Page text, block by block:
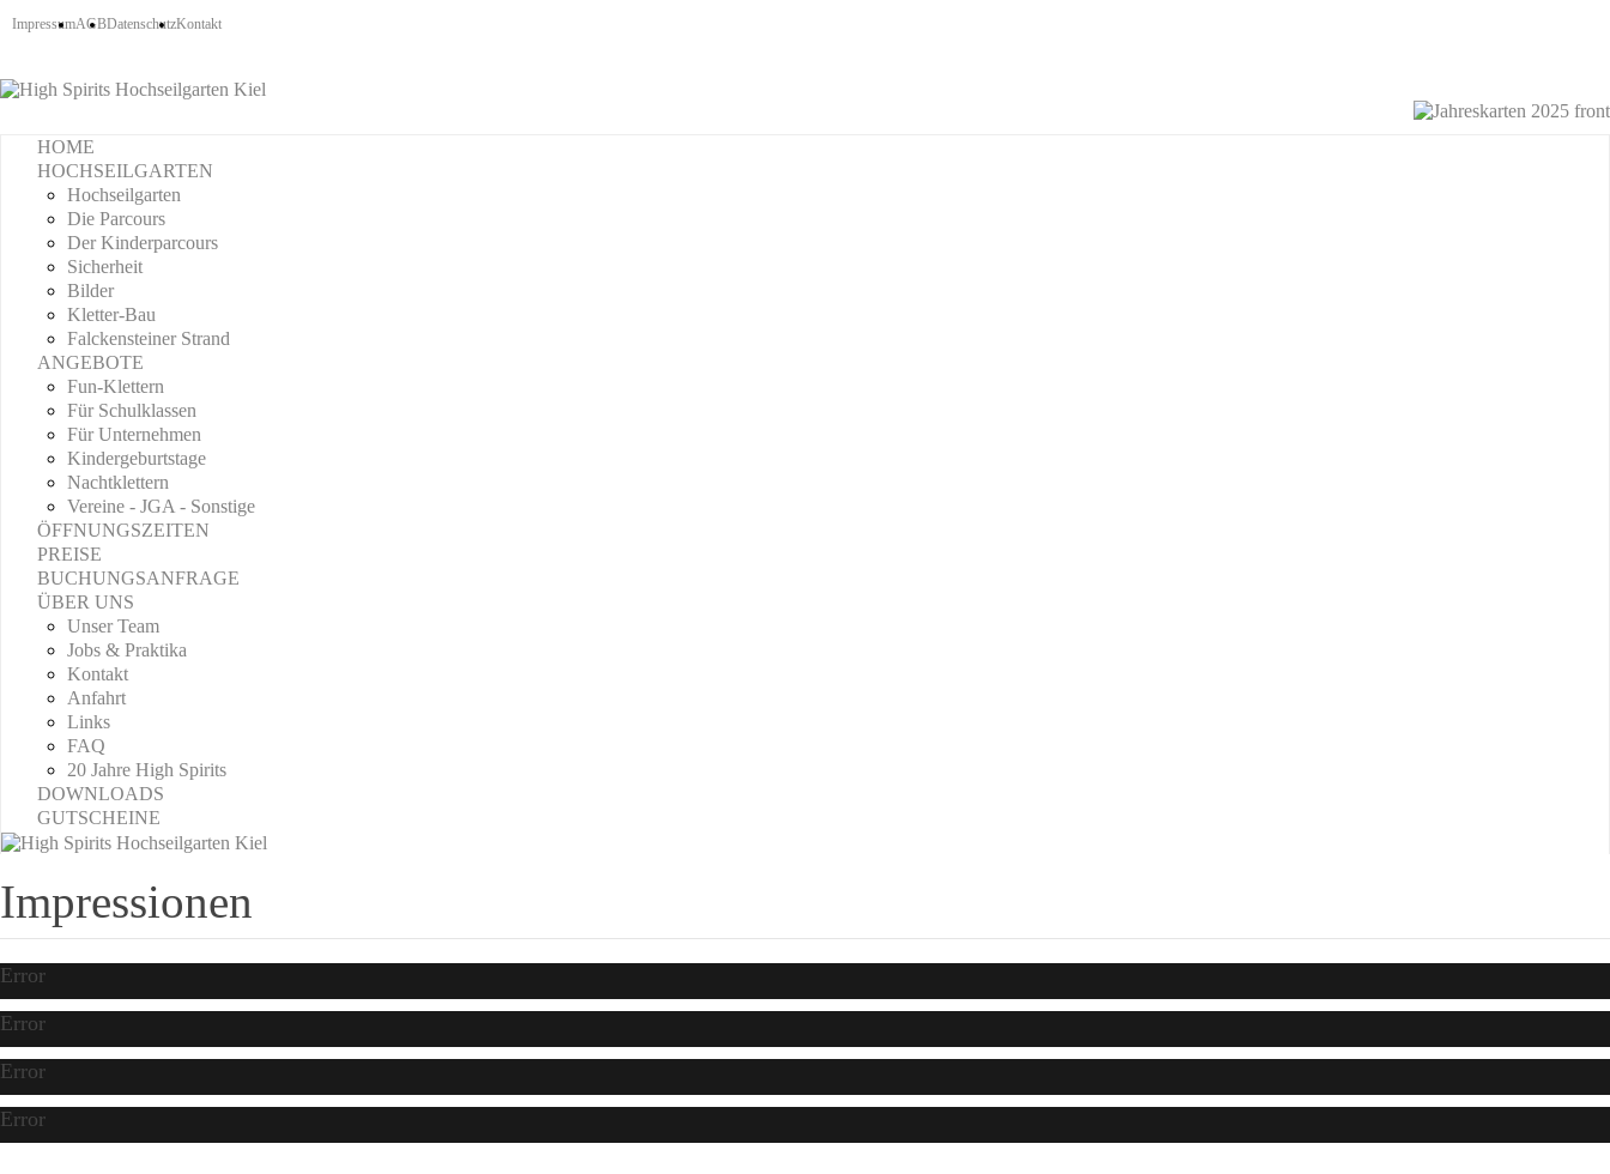
ImpressumAGBDatenschutzKontakt
HOME
HOCHSEILGARTEN
Hochseilgarten
Die Parcours
Der Kinderparcours
Sicherheit
Bilder
Kletter-Bau
Falckensteiner Strand
ANGEBOTE
Fun-Klettern
Für Schulklassen
Für Unternehmen
Kindergeburtstage
Nachtklettern
Vereine - JGA - Sonstige
ÖFFNUNGSZEITEN
PREISE
BUCHUNGSANFRAGE
ÜBER UNS
Unser Team
Jobs & Praktika
Kontakt
Anfahrt
Links
FAQ
20 Jahre High Spirits
DOWNLOADS
GUTSCHEINE
Impressionen
Error
Error
Error
Error